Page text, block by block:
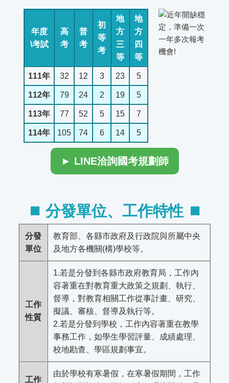
年度
\考試
高
考
普
考
初
等
考
地
方
三
等
地
方
四
等
111年 32 12 3 23 5
112年 79 24 2 19 5
113年 77 52 5 15 7
114年 105 74 6 14 5
► LINE洽詢國考規劃師
⏹︎ 分發單位、工作特性 ⏹︎
分發
單位
教育部、各縣市政府及行政院與所屬中央
及地方各機關(構)學校等。
工作
性質
1.若是分發到各縣市政府教育局，工作內
容著重在對教育重大政策之規劃、執行、
督導，對教育相關工作從事計畫、研究、
擬議、審核、督導及執行等。
2.若是分發到學校，工作內容著重在教學
事務工作，如學生學習評量、成績處理、
校地勘查、學區規劃事宜。
工作
由於學校有寒暑假，在寒暑假期間，工作